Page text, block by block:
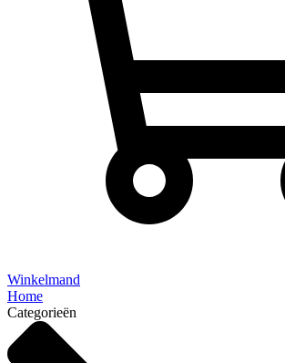
Winkelmand
Home
Categorieën